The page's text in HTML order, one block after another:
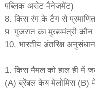
पब्लिक असेट मैनेजमेंट)
8. किस रंग के टैग से
9. गुजरात का मुख्यमंत्री
10. भारतीय अंतरिक्ष
1. किस मैमल को हाल ही में
(A) ब्रेंबल केय मेलोमिस (B)